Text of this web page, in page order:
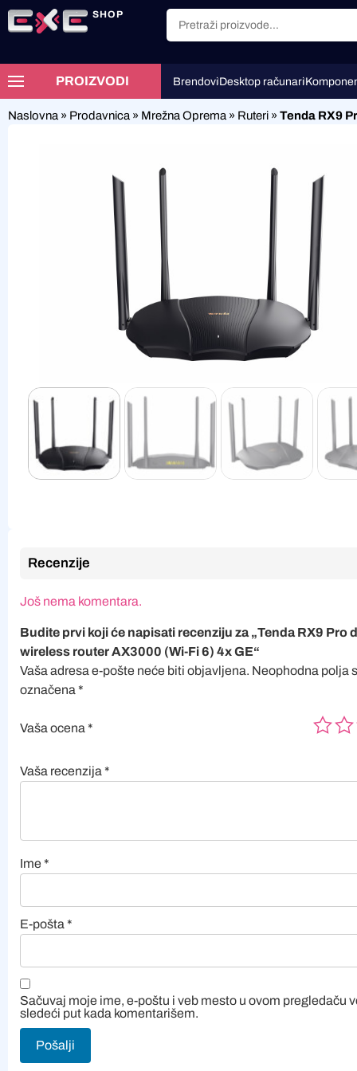
SHOP
PROIZVODI BrendoviDesktop računari
Naslovna » Prodavnica » Mrežna Oprema » Ruteri » Tenda RX9
Recenzije
Još nema komentara.
Budite prvi koji će napisati recenziju za „Tenda RX9 Pro
wireless router AX3000 (Wi-Fi 6) 4x GE“
Vaša adresa e-pošte neće biti objavljena. Neophodna polja
označena *
Vaša ocena *
Vaša recenzija *
Ime*
E-pošta *
Sačuvaj moje ime, e-poštu i veb mesto u ovom pregledaču
sledeći put kada komentarišem.